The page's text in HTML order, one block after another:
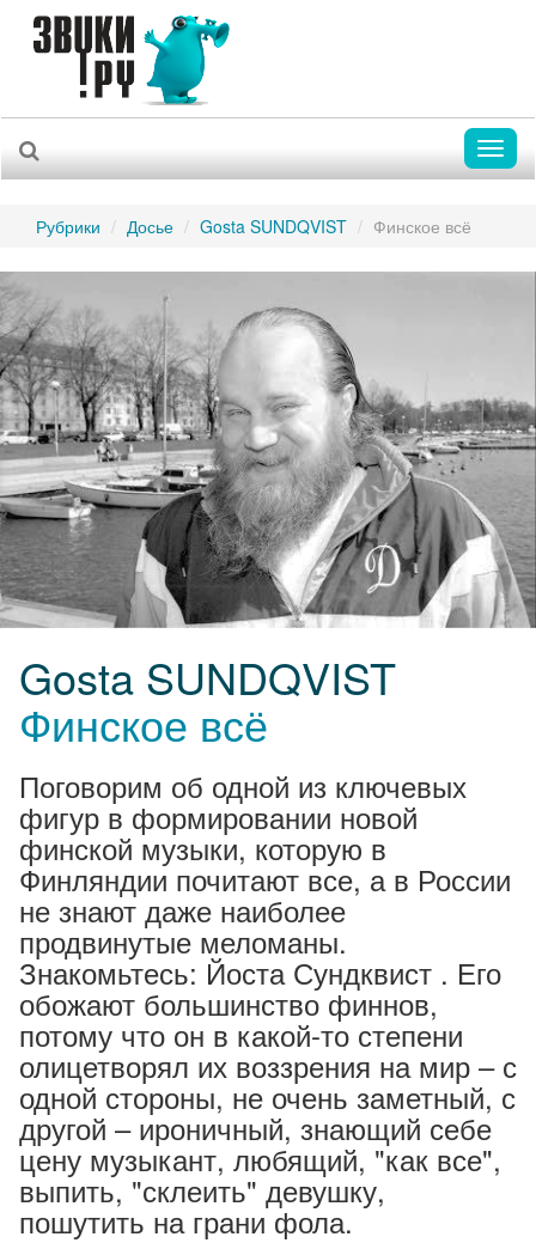
Рубрики Досье Gosta SUNDQVIST Финское всё
Gosta SUNDQVIST
Финское всё
Поговорим об одной из ключевых
фигур в формировании новой
финской музыки, которую в
Финляндии почитают все, а в России
не знают даже наиболее
продвинутые меломаны.
Знакомьтесь: Йоста Сундквист . Его
обожают большинство финнов,
потому что он в какой-то степени
олицетворял их воззрения на мир – с
одной стороны, не очень заметный, с
другой – ироничный, знающий себе
цену музыкант, любящий, "как все",
выпить, "склеить" девушку,
пошутить на грани фола.